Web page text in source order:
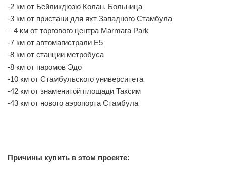
-2 км от Бейликдюзю Колан. Больница
-3 км от пристани для яхт Западного Стамбула
– 4 км от торгового центра Marmara Park
-7 км от автомагистрали E5
-8 км от станции метробуса
-8 км от паромов Эдо
-10 км от Стамбульского университета
-42 км от знаменитой площади Таксим
-43 км от нового аэропорта Стамбула
Причины купить в этом проекте: